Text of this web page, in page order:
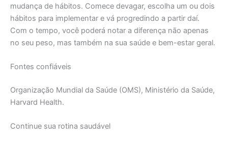
mudança de hábitos. Comece devagar, escolha um ou dois
hábitos para implementar e vá progredindo a partir daí.
Com o tempo, você poderá notar a diferença não apenas
no seu peso, mas também na sua saúde e bem-estar geral.
Fontes confiáveis
Organização Mundial da Saúde (OMS), Ministério da Saúde,
Harvard Health.
Continue sua rotina saudável